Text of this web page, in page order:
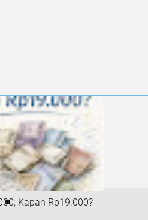
Kapan Rp19.000?